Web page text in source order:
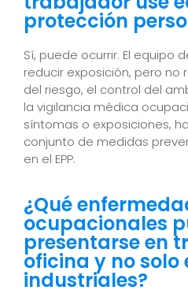
protección
Sí, puede ocurrir. El equipo
reducir exposición, pero no
del riesgo, el control del
la vigilancia médica
síntomas o exposiciones,
conjunto de medidas
en el EPP.
¿Qué
ocupacionales
presentarse en
oficina y no solo
industriales?